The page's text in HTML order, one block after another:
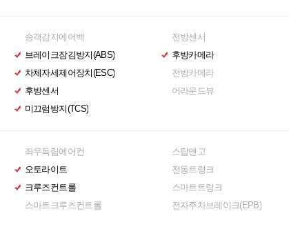
승객감지에어백
브레이크잠김방지(ABS)
차체자세제어장치(ESC)
후방센서
전방센서
후방카메라
전방카메라
어라운드뷰
미끄럼방지(TCS)
좌우독립에어컨
오토라이트
크루즈컨트롤
스마트크루즈컨트롤
스탑앤고
전동트렁크
스마트트렁크
전자주차브레이크(EPB)